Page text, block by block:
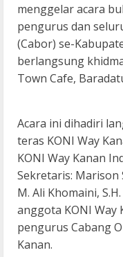
menggelar acara
pengurus dan
(Cabor) se-
berlangsung
Town Cafe,
Acara ini dihadiri
teras KONI Way
KONI Way Kanan
Sekretaris: Marison
M. Ali Khomaini,
anggota KONI Way
pengurus Cabang
Kanan.